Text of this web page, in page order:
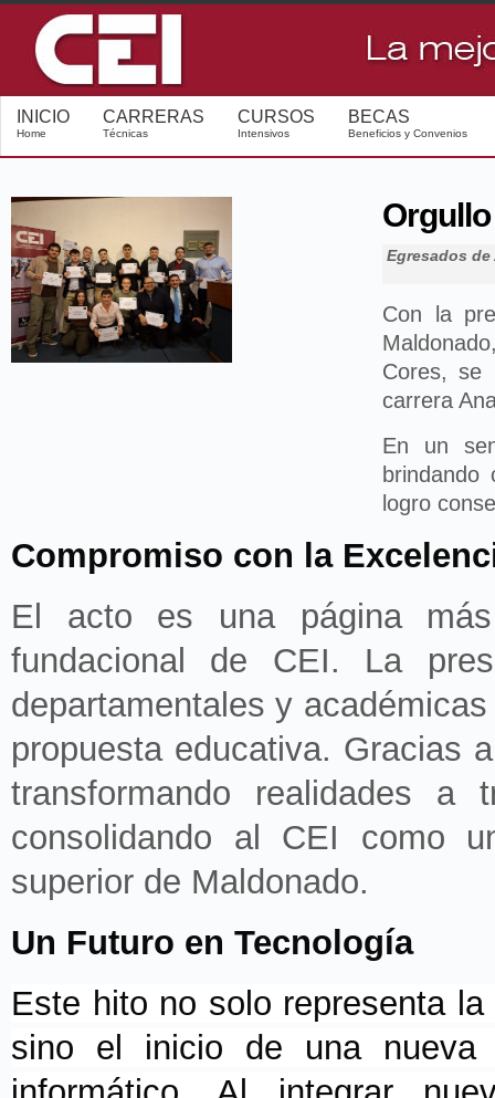
INICIO
Home
CARRERAS
Técnicas
CURSOS
Intensivos
BECAS
Beneficios y Convenios
Egresados
Con la
Cores, se
carrera
En un
logro
Compromiso con la
El acto es una página
fundacional de CEI. La
departamentales y
propuesta educativa. Gracias
transformando realidades
consolidando al CEI como
superior de Maldonado.
Un Futuro en Tecnología
Este hito no solo representa
sino el inicio de una nueva